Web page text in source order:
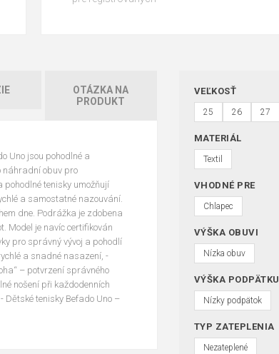
OTÁZKA NA
PRODUKT
Uno jsou pohodlné a
náhradní obuv pro
pohodlné tenisky umožňují
a samostatné nazouvání.
dne. Podrážka je zdobena
Model je navíc certifikován
pro správný vývoj a pohodlí
a snadné nasazení, -
– potvrzení správného
nošení při každodenních
tenisky Befado Uno –
VEĽKOSŤ
25 26 27
MATERIÁL
Textil
VHODNÉ PRE
Chlapec
VÝŠKA OBUVI
Nízka obuv
VÝŠKA PODPÄTKU
Nízky podpätok
TYP ZATEPLENIA
Nezateplené